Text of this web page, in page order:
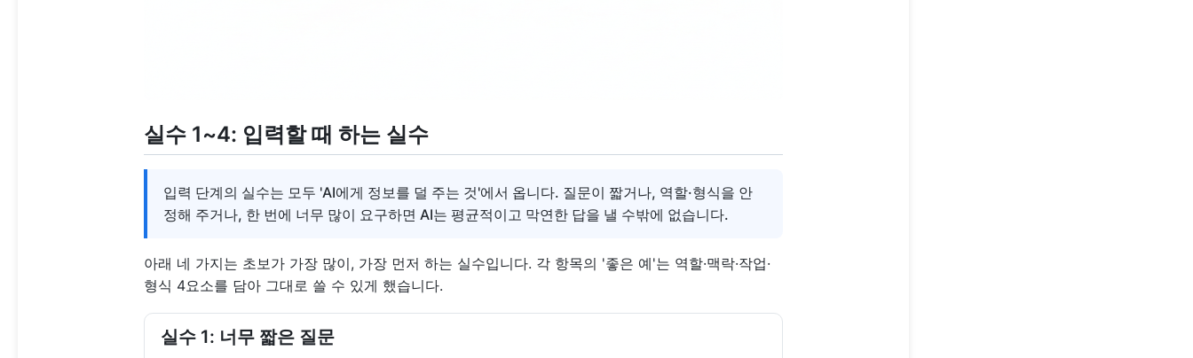
실수 1~4: 입력할 때 하는 실수
입력 단계의 실수는 모두 'AI에게 정보를 덜 주는 것'에서 옵니다. 질문이 짧거나, 역할·형식을 안
정해 주거나, 한 번에 너무 많이 요구하면 AI는 평균적이고 막연한 답을 낼 수밖에 없습니다.
아래 네 가지는 초보가 가장 많이, 가장 먼저 하는 실수입니다. 각 항목의 '좋은 예'는 역할·맥락·작업·
형식 4요소를 담아 그대로 쓸 수 있게 했습니다.
실수 1: 너무 짧은 질문